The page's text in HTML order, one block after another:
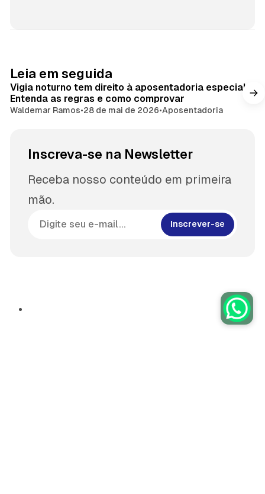
Leia em seguida
Vigia noturno tem direito à aposentadoria especial?
Entenda as regras e como comprovar
Waldemar Ramos•28 de mai de 2026•Aposentadoria
Inscreva-se na Newsletter
Receba nosso conteúdo em primeira
mão.
Inscrever-se